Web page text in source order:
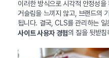
이러한 방식으로 시각적 안정성
거슬림을 느끼지 않고, 브랜드의
됩니다. 결국, CLS를 관리하는
사이트 사용자 경험의 질을 뒷받